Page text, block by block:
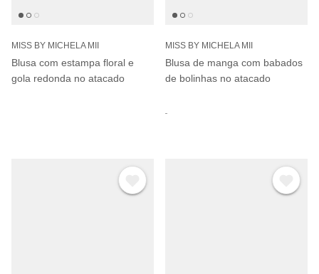
MISS BY MICHELA MII
Blusa com estampa floral e
gola redonda no atacado
MISS BY MICHELA MII
Blusa de manga com babados
de bolinhas no atacado